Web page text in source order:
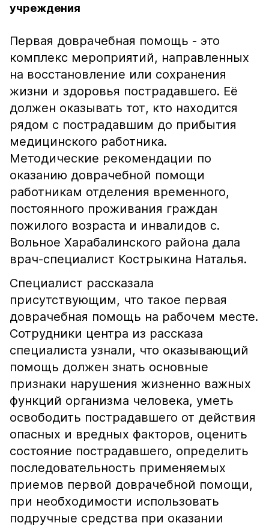
учреждения
Первая доврачебная помощь - это
комплекс мероприятий, направленных
на восстановление или сохранения
жизни и здоровья пострадавшего. Её
должен оказывать тот, кто находится
рядом с пострадавшим до прибытия
медицинского работника.
Методические рекомендации по
оказанию доврачебной помощи
работникам отделения временного,
постоянного проживания граждан
пожилого возраста и инвалидов с.
Вольное Харабалинского района дала
врач-специалист Кострыкина Наталья.
Специалист рассказала
присутствующим, что такое первая
доврачебная помощь на рабочем месте.
Сотрудники центра из рассказа
специалиста узнали, что оказывающий
помощь должен знать основные
признаки нарушения жизненно важных
функций организма человека, уметь
освободить пострадавшего от действия
опасных и вредных факторов, оценить
состояние пострадавшего, определить
последовательность применяемых
приемов первой доврачебной помощи,
при необходимости использовать
подручные средства при оказании